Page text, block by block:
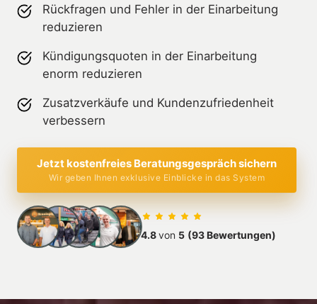
Rückfragen und Fehler in der Einarbeitung
reduzieren
Kündigungsquoten in der Einarbeitung
enorm reduzieren
Zusatzverkäufe und Kundenzufriedenheit
verbessern
Jetzt kostenfreies Beratungsgespräch sichern
Wir geben Ihnen exklusive Einblicke in das System
4.8 von 5 (93 Bewertungen)